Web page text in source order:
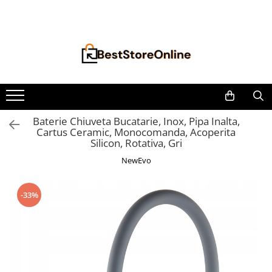
Accesorii aparate climatizare
Accesorii console gaming
Accesorii si Piese Aspiratoare
Aspiratoare Universale
Dyson
Philips
Tefal Rowenta X-Force Flex
Baterie Chiuveta Bucatarie, Inox, Pipa Inalta,
Cartus Ceramic, Monocomanda, Acoperita
Silicon, Rotativa, Gri
NewEvo
-33%